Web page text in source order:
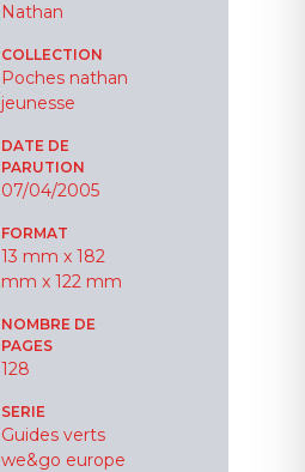
Nathan
COLLECTION
Poches nathan
jeunesse
DATE DE
PARUTION
07/04/2005
FORMAT
13 mm x 182
mm x 122 mm
NOMBRE DE
PAGES
128
SERIE
Guides verts
we&go europe